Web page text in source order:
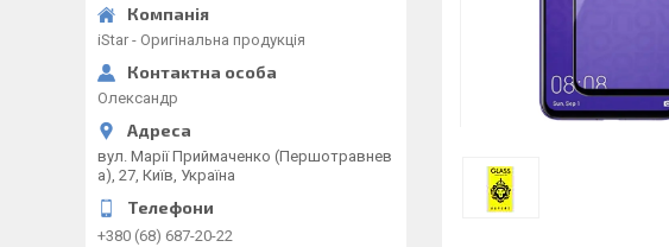
iStar - Оригінальна продукція
Олександр
вул. Марії Приймаченко (Першотравнев
а), 27, Київ, Україна
+380 (68) 687-20-22